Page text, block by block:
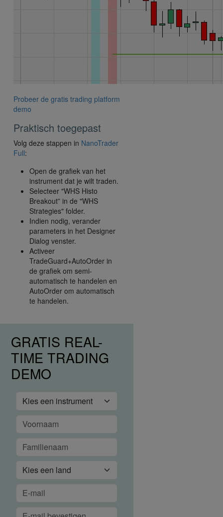
Probeer de gratis trading platform
demo
Praktisch toegepast
Volg deze stappen in NanoTrader
Full:
Open de grafiek van het
instrument dat je wilt traden.
Selecteer "WHS Histo
Breakout” in de "WHS
Strategies" folder.
Indien nodig, verander
parameters in het Designer
Dialog venster.
Activeer
TradeGuard+AutoOrder in
de grafiek om semi-
automatisch te handelen en
AutoOrder om automatisch
te handelen.
GRATIS REAL-
TIME TRADING
DEMO